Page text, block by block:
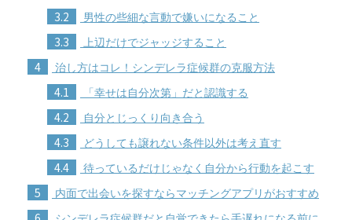
3.2 男性の些細な言動で嫌いになること
3.3 上辺だけでジャッジすること
4 治し方はコレ！シンデレラ症候群の克服方法
4.1 「幸せは自分次第」だと認識する
4.2 自分とじっくり向き合う
4.3 どうしても譲れない条件以外は考え直す
4.4 待っているだけじゃなく自分から行動を起こす
5 内面で出会いを探すならマッチングアプリがおすすめ